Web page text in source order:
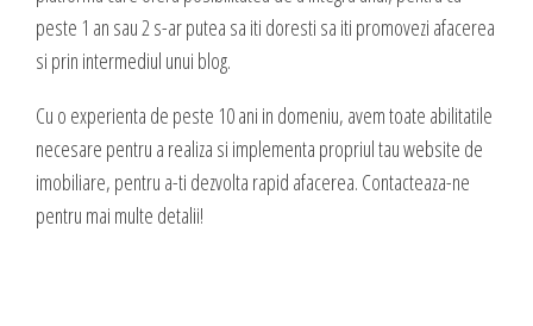
peste 1 an sau 2 s-ar putea sa iti doresti sa iti promovezi afacerea
si prin intermediul unui blog.
Cu o experienta de peste 10 ani in domeniu, avem toate abilitatile
necesare pentru a realiza si implementa propriul tau website de
imobiliare, pentru a-ti dezvolta rapid afacerea. Contacteaza-ne
pentru mai multe detalii!